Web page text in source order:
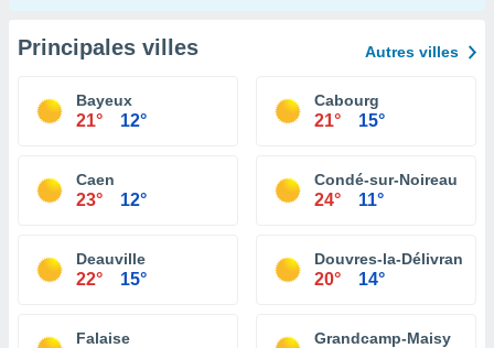
Principales villes Autres villes
Bayeux
21° 12°
Cabourg
21° 15°
Caen
23° 12°
Condé-sur-Noireau
24° 11°
Deauville
22° 15°
Douvres-la-Délivrande
20° 14°
Falaise Grandcamp-Maisy